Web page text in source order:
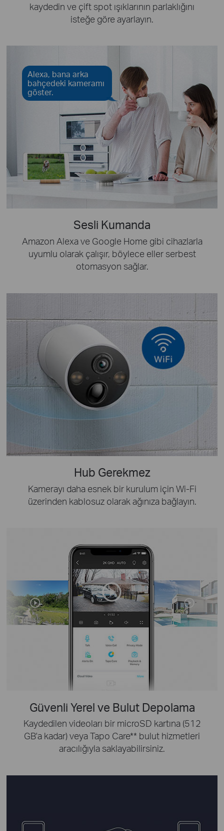
kaydedin ve çift spot ışıklarının parlaklığını
isteğe göre ayarlayın.
Alexa, bana arka
bahçedeki kameramı
göster.
Sesli Kumanda
Amazon Alexa ve Google Home gibi cihazlarla
uyumlu olarak çalışır, böylece eller serbest
otomasyon sağlar.
Hub Gerekmez
Kamerayı daha esnek bir kurulum için Wi-Fi
üzerinden kablosuz olarak ağınıza bağlayın.
Güvenli Yerel ve Bulut Depolama
Kaydedilen videoları bir microSD kartına (512
GB'a kadar) veya Tapo Care** bulut hizmetleri
aracılığıyla saklayabilirsiniz.